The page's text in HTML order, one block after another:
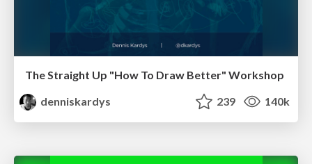
The Straight Up "How To Draw Better" Workshop
denniskardys
239 140k